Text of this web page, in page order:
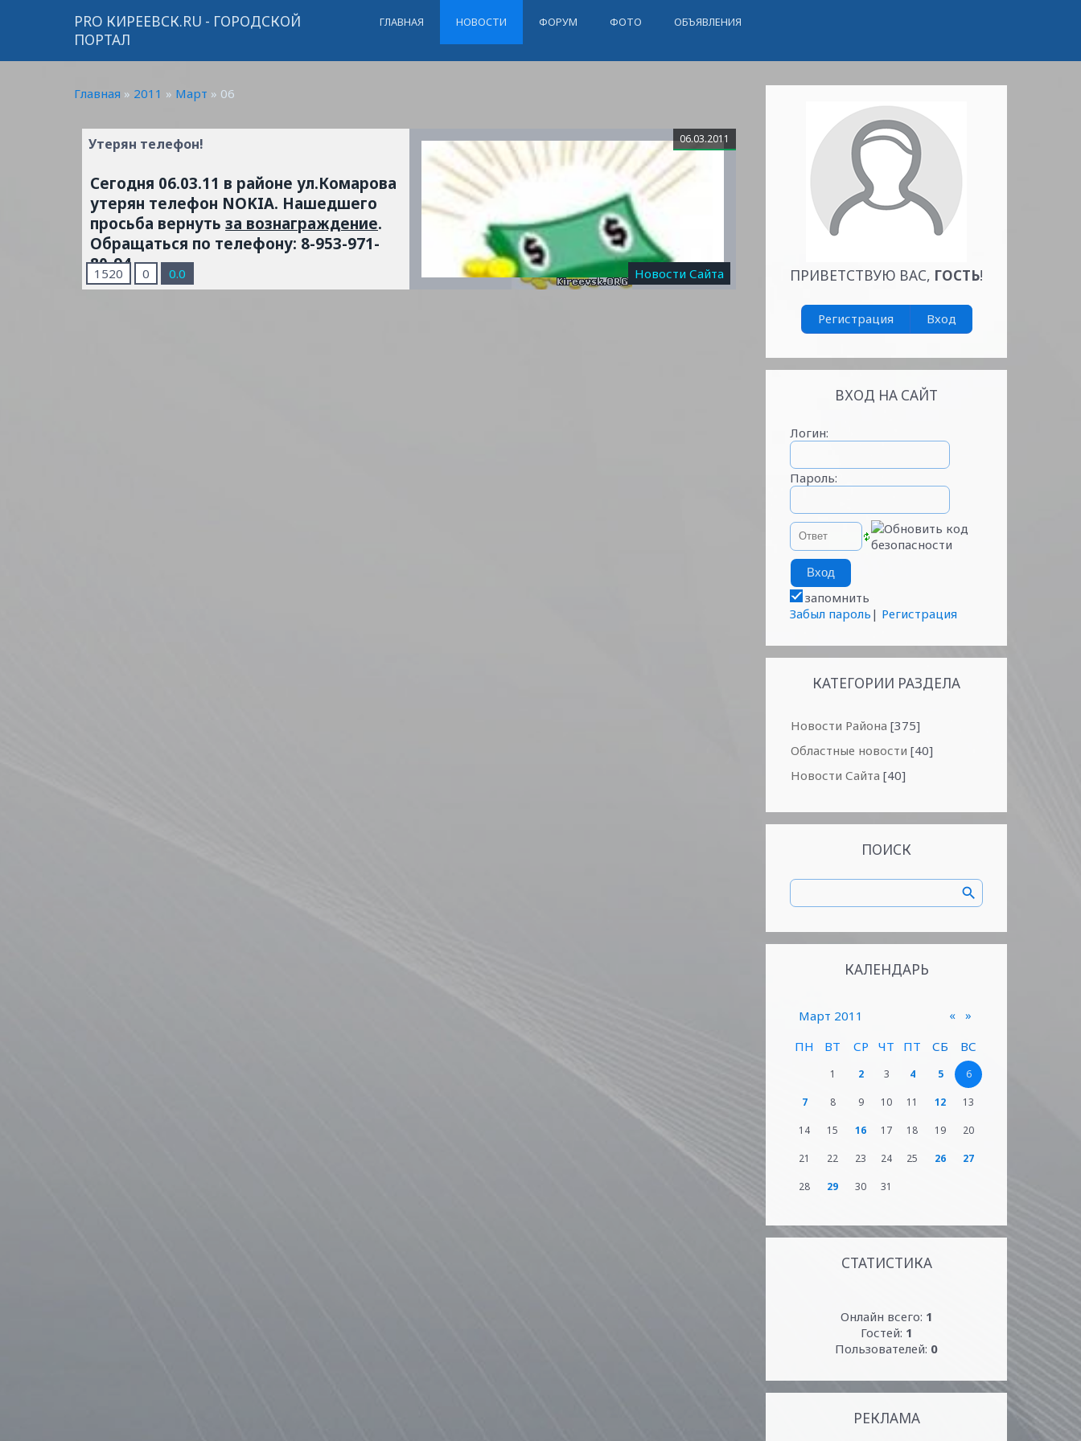
PRO КИРЕЕВСК.RU - ГОРОДСКОЙ
ПОРТАЛ
ГЛАВНАЯ НОВОСТИ ФОРУМ ФОТО ОБЪЯВЛЕНИЯ
Главная » 2011 » Март » 06
Утерян телефон!
Сегодня 06.03.11 в районе ул.Комарова
утерян телефон NOKIA. Нашедшего
просьба вернуть за вознаграждение.
Обращаться по телефону: 8-953-971-
80-94
1520 0 0.0
06.03.2011
Новости Сайта ПРИВЕТСТВУЮ ВАС, ГОСТЬ!
Регистрация Вход
ВХОД НА САЙТ
Логин:
Пароль:
запомнить
Забыл пароль | Регистрация
КАТЕГОРИИ РАЗДЕЛА
Новости Района [375]
Областные новости [40]
Новости Сайта [40]
ПОИСК
КАЛЕНДАРЬ
«
Март 2011
»
ПН
ВТ СР ЧТ ПТ СБ ВС
1 2 3 4 5 6
7 8 9 10 11 12 13
14 15 16 17 18 19 20
21 22 23 24 25 26 27
28 29 30 31
СТАТИСТИКА
Онлайн всего: 1
Гостей: 1
Пользователей: 0
РЕКЛАМА